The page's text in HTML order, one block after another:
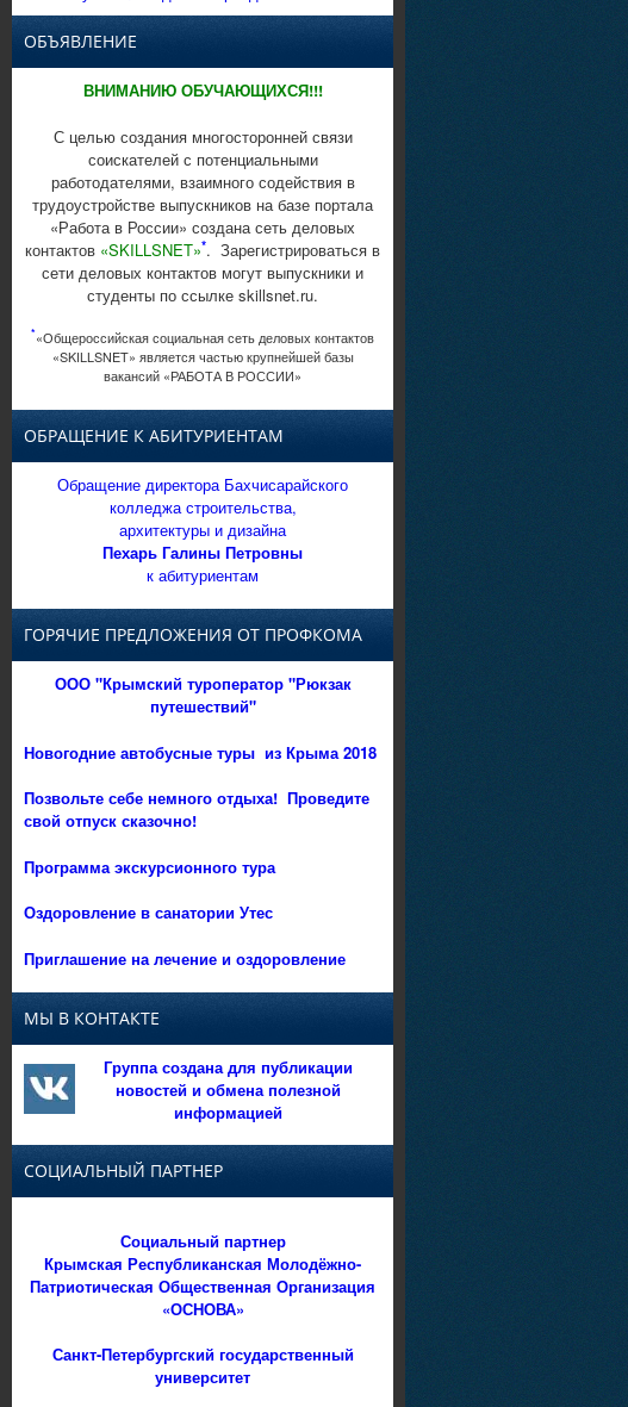
ОБЪЯВЛЕНИЕ
ВНИМАНИЮ ОБУЧАЮЩИХСЯ!!!
С целью создания многосторонней связи
соискателей с потенциальными
работодателями, взаимного содействия в
трудоустройстве выпускников на базе портала
«Работа в России» создана сеть деловых
контактов «SKILLSNET»*. Зарегистрироваться в
сети деловых контактов могут выпускники и
студенты по ссылке skillsnet.ru.
*«Общероссийская социальная сеть деловых контактов
«SKILLSNET» является частью крупнейшей базы
вакансий «РАБОТА В РОССИИ»
ОБРАЩЕНИЕ К АБИТУРИЕНТАМ
Обращение директора Бахчисарайского
колледжа строительства,
архитектуры и дизайна
Пехарь Галины Петровны
к абитуриентам
ГОРЯЧИЕ ПРЕДЛОЖЕНИЯ ОТ ПРОФКОМА
ООО "Крымский туроператор "Рюкзак
путешествий"
Новогодние автобусные туры из Крыма 2018
Позвольте себе немного отдыха! Проведите
свой отпуск сказочно!
Программа экскурсионного тура
Оздоровление в санатории Утес
Приглашение на лечение и оздоровление
МЫ В КОНТАКТЕ
Группа создана для публикации
новостей и обмена полезной
информацией
СОЦИАЛЬНЫЙ ПАРТНЕР
Социальный партнер
Крымская Республиканская Молодёжно-
Патриотическая Общественная Организация
«ОСНОВА»
Санкт-Петербургский государственный
университет